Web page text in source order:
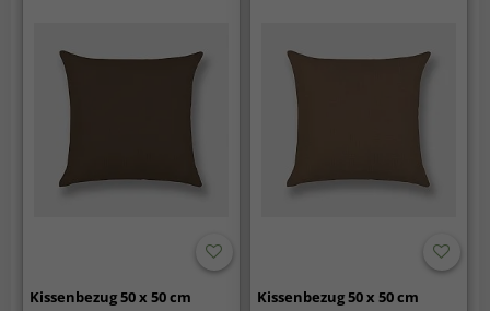
Kissenbezug 50 x 50 cm Kissenbezug 50 x 50 cm